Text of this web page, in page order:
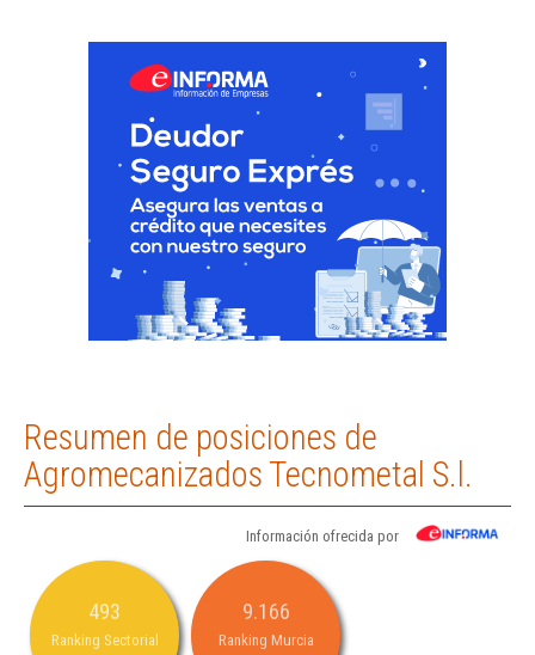
Resumen de posiciones de
Agromecanizados Tecnometal S.l.
Información ofrecida por
493
Ranking Sectorial
9.166
Ranking Murcia